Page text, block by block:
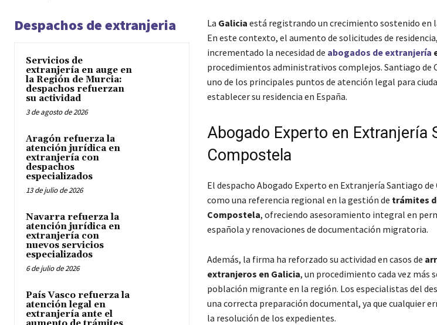
Despachos de extranjeria
Servicios de
extranjería en auge en
la Región de Murcia:
despachos refuerzan
su actividad
3 de agosto de 2026
Aragón refuerza la
atención jurídica en
extranjería con
despachos
especializados
13 de julio de 2026
Navarra refuerza la
atención jurídica en
extranjería con
nuevos servicios
especializados
6 de julio de 2026
País Vasco refuerza la
atención legal en
extranjería ante el
La Galicia está registrando un crecimiento sostenido
En este contexto, el aumento de solicitudes de
incrementado la necesidad de abogados de extranjería
procedimientos administrativos complejos. Santiago de
uno de los principales puntos de atención legal para
establecer su residencia en España.
Abogado Experto en Extranjería
Compostela
El despacho Abogado Experto en Extranjería Santiago
como una referencia regional en la gestión de trámites
Compostela, ofreciendo asesoramiento integral en
española y renovaciones de documentación migratoria.
Además, la firma ha reforzado su actividad en casos de
extranjeros en Galicia, un procedimiento cada vez más
población migrante en la región. Los especialistas del
una correcta preparación documental, ya que cualquier
la resolución de los expedientes.